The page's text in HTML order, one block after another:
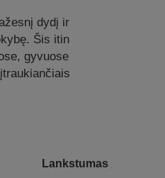
dydį ir
Šis itin
gyvuose
Lankstumas